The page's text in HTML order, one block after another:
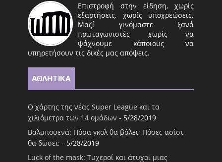
Επιστροφή στην είδηση, χωρίς
εξαρτήσεις, χωρίς υποχρεώσεις.
Μαζί γινόμαστε ξανά
πρωταγωνιστές χωρίς να
ψάχνουμε κάποιους να
υπηρετήσουν τις δικές μας απόψεις.
ΑΘΛΗΤΙΚΑ
Ο χάρτης της νέας Super League και τα
χιλιόμετρα των 14 ομάδων - 5/28/2019
Βαλμπουενά: Πόσα γκολ θα βάλει; Πόσες ασίστ
θα δώσει; - 5/28/2019
Luck of the mask: Τυχεροί και άτυχοι μιας